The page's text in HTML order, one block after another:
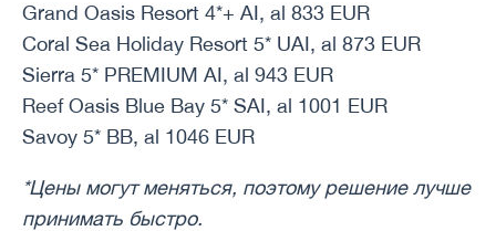
Grand Oasis Resort 4*+ AI, al 833 EUR
Coral Sea Holiday Resort 5* UAI, al 873 EUR
Sierra 5* PREMIUM AI, al 943 EUR
Reef Oasis Blue Bay 5* SAI, al 1001 EUR
Savoy 5* BB, al 1046 EUR
*Цены могут меняться, поэтому решение лучше
принимать быстро.